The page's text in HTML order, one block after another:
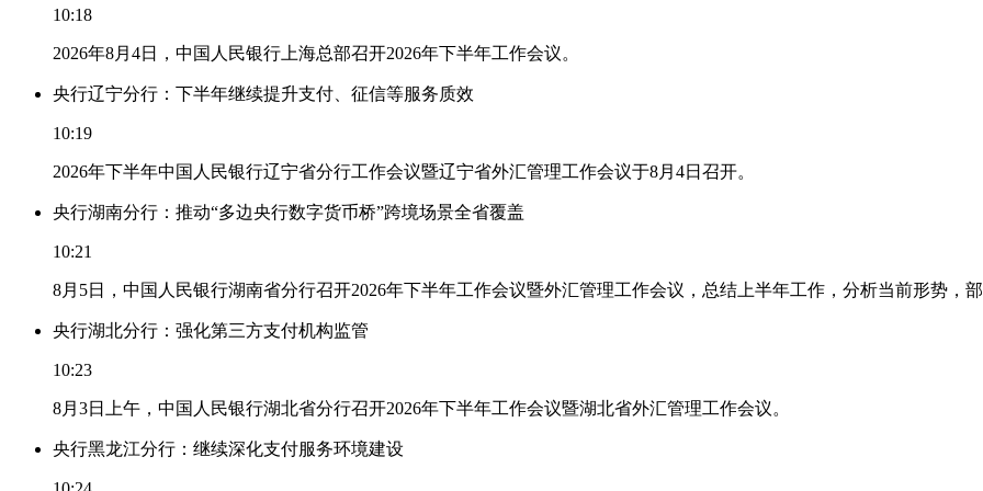
10:18
2026年8月4日，中国人民银行上海总部召开2026年下半年工作会议。
央行辽宁分行：下半年继续提升支付、征信等服务质效
10:19
2026年下半年中国人民银行辽宁省分行工作会议暨辽宁省外汇管理工作会议于8月4日召开。
央行湖南分行：推动“多边央行数字货币桥”跨境场景全省覆盖
10:21
8月5日，中国人民银行湖南省分行召开2026年下半年工作会议暨外汇管理工作会议，总结上半年工作，分析当前形势，部
央行湖北分行：强化第三方支付机构监管
10:23
8月3日上午，中国人民银行湖北省分行召开2026年下半年工作会议暨湖北省外汇管理工作会议。
央行黑龙江分行：继续深化支付服务环境建设